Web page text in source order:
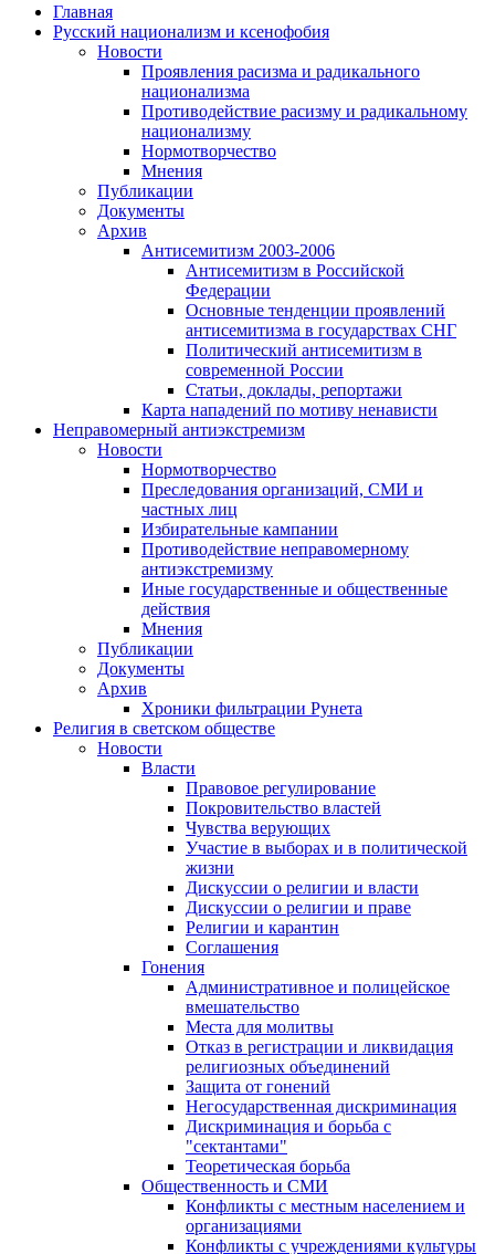
Главная
Русский национализм и ксенофобия
Новости
Проявления расизма и радикального
национализма
Противодействие расизму и радикальному
национализму
Нормотворчество
Мнения
Публикации
Документы
Архив
Антисемитизм 2003-2006
Антисемитизм в Российской
Федерации
Основные тенденции проявлений
антисемитизма в государствах СНГ
Политический антисемитизм в
современной России
Статьи, доклады, репортажи
Карта нападений по мотиву ненависти
Неправомерный антиэкстремизм
Новости
Нормотворчество
Преследования организаций, СМИ и
частных лиц
Избирательные кампании
Противодействие неправомерному
антиэкстремизму
Иные государственные и общественные
действия
Мнения
Публикации
Документы
Архив
Хроники фильтрации Рунета
Религия в светском обществе
Новости
Власти
Правовое регулирование
Покровительство властей
Чувства верующих
Участие в выборах и в политической
жизни
Дискуссии о религии и власти
Дискуссии о религии и праве
Религии и карантин
Соглашения
Гонения
Административное и полицейское
вмешательство
Места для молитвы
Отказ в регистрации и ликвидация
религиозных объединений
Защита от гонений
Негосударственная дискриминация
Дискриминация и борьба с
"сектантами"
Теоретическая борьба
Общественность и СМИ
Конфликты с местным населением и
организациями
Конфликты с учреждениями культуры